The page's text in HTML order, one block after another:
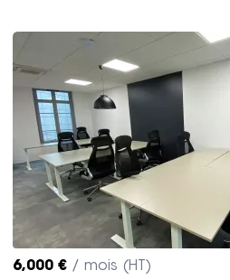
6,000 € / mois (HT)